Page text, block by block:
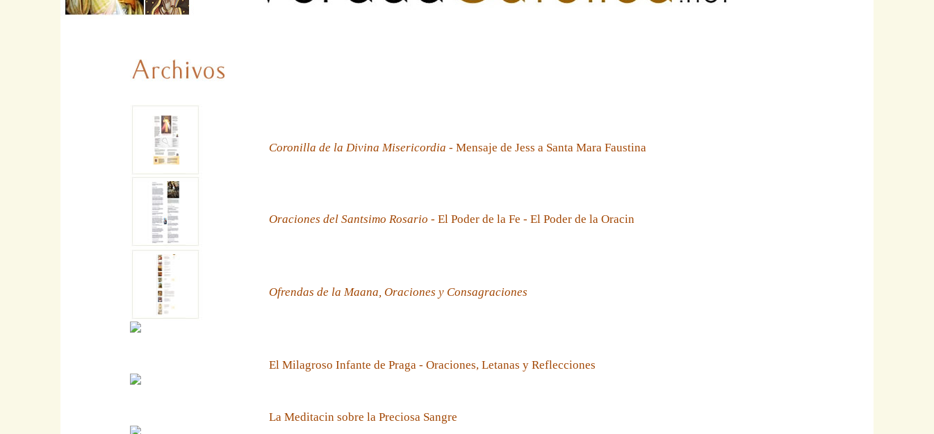
Coronilla de la Divina Misericordia - Mensaje de Jess a Santa Mara Faustina
Oraciones del Santsimo Rosario - El Poder de la Fe - El Poder de la Oracin
Ofrendas de la Maana, Oraciones y Consagraciones
El Milagroso Infante de Praga - Oraciones, Letanas y Reflecciones
La Meditacin sobre la Preciosa Sangre